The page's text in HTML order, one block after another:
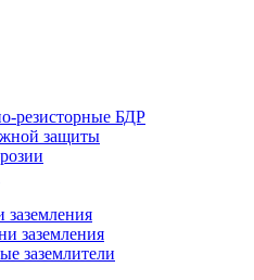
резисторные БДР
защиты
заземления
заземлители